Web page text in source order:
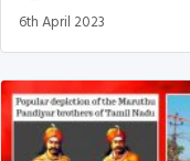
6th April 2023